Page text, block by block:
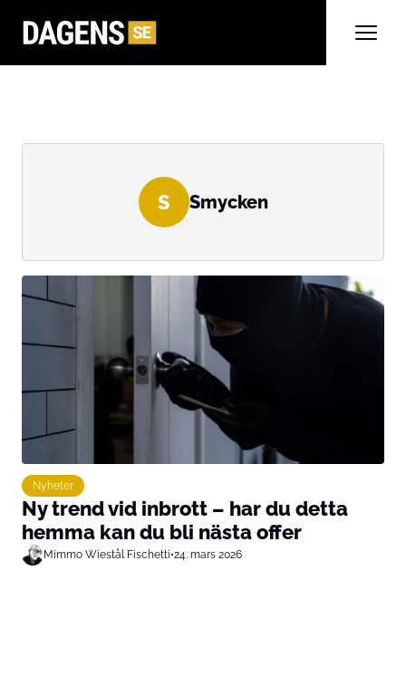
S Smycken
Nyheter
Ny trend vid inbrott – har du detta
hemma kan du bli nästa offer
Mimmo Wiestål Fischetti•24. mars 2026